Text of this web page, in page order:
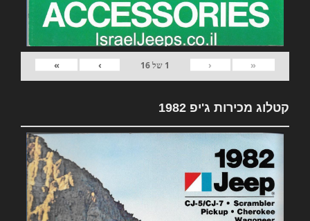
«
‹
1 של16
›
»
קטלוג מכירות ג'יפ 1982